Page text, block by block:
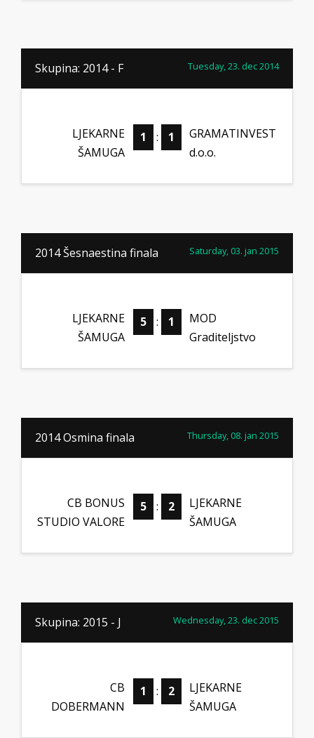
Skupina: 2014 - F Tuesday, 23. dec 2014
LJEKARNE
ŠAMUGA
1 : 1
GRAMATINVEST
d.o.o.
2014 Šesnaestina finala Saturday, 03. jan 2015
LJEKARNE
ŠAMUGA
5 : 1
MOD
Graditeljstvo
2014 Osmina finala Thursday, 08. jan 2015
CB BONUS
STUDIO VALORE
5 : 2
LJEKARNE
ŠAMUGA
Skupina: 2015 - J Wednesday, 23. dec 2015
CB
DOBERMANN
1 : 2
LJEKARNE
ŠAMUGA